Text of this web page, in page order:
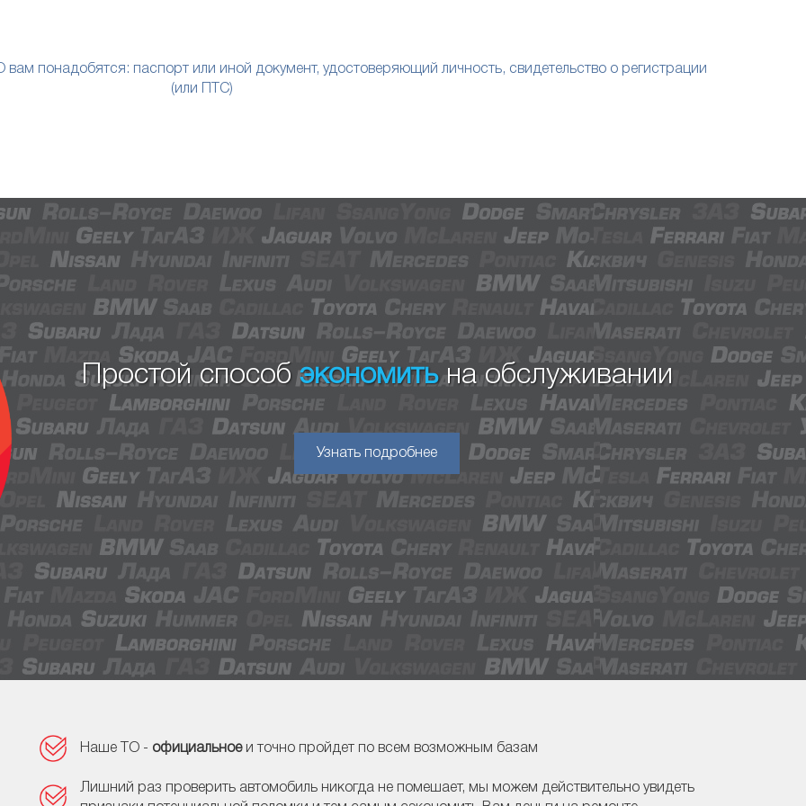
понадобятся: паспорт или иной документ, удостоверяющий личность, свидетельство о регистрации
(или ПТС)
Простой способэкономитьна обслуживании
Узнать подробнее
Наше ТО - официальноеи точно пройдет по всем возможным базам
Лишний раз проверить автомобиль никогда не помешает, мы можем действительно увидеть